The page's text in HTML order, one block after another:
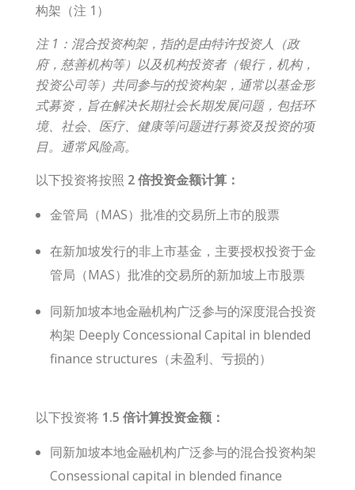
构架（注 1）
注 1：混合投资构架，指的是由特许投资人（政
府，慈善机构等）以及机构投资者（银行，机构，
投资公司等）共同参与的投资构架， 通常以基金形
式募资，旨在解决长期社会长期发展问题，包括环
境、社会、医疗、健康等问题进行募资及投资的项
目。通常风险高。
以下投资将按照 2 倍投资金额计算：
金管局（MAS）批准的交易所上市的股票
在新加坡发行的非上市基金，主要授权投资于金
管局（MAS）批准的交易所的新加坡上市股票
同新加坡本地金融机构广泛参与的深度混合投资
构架 Deeply Concessional Capital in blended
finance structures（未盈利、亏损的）
以下投资将 1.5 倍计算投资金额：
同新加坡本地金融机构广泛参与的混合投资构架
Consessional capital in blended finance